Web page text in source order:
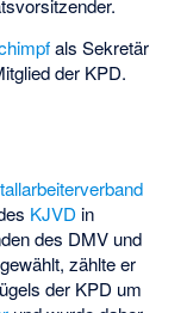
als Sekretär
der KPD.
KJVD in
des DMV und
gewählt, zählte er
der KPD um